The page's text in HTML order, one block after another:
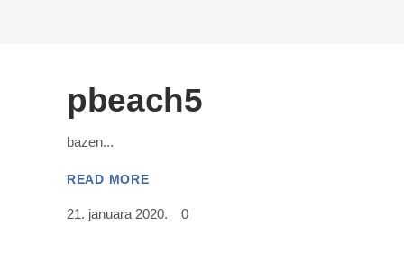
pbeach5
bazen
READ MORE
21. januara 2020. 0